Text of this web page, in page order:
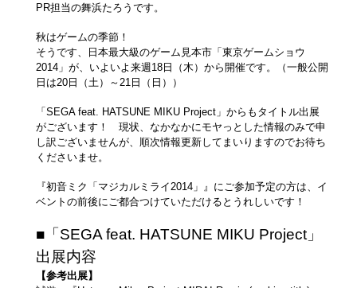
PR担当の舞浜たろうです。
秋はゲームの季節！
そうです、日本最大級のゲーム見本市「東京ゲームショウ
2014」が、いよいよ来週18日（木）から開催です。（一般公開
日は20日（土）～21日（日））
「SEGA feat. HATSUNE MIKU Project」からもタイトル出展
がございます！ 現状、なかなかにモヤっとした情報のみで申
し訳ございませんが、順次情報更新してまいりますのでお待ち
くださいませ。
『初音ミク「マジカルミライ2014」』にご参加予定の方は、イ
ベントの前後にご都合つけていただけるとうれしいです！
■「SEGA feat. HATSUNE MIKU Project」
出展内容
【参考出展】